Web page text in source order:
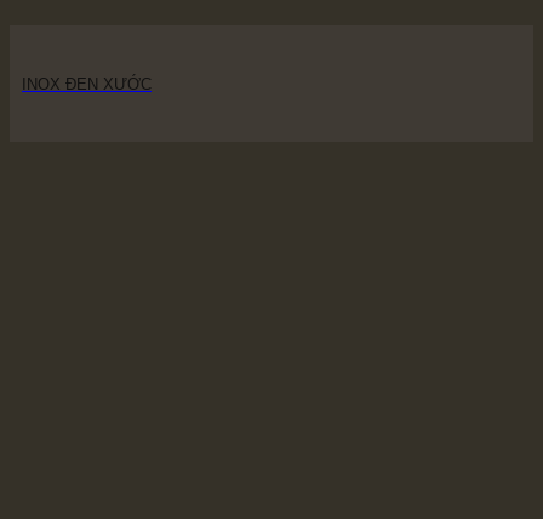
INOX ĐEN XƯỚC